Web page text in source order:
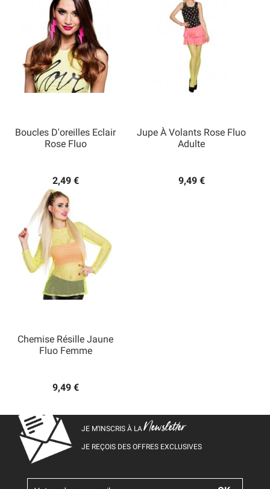
Boucles D'oreilles Eclair
Rose Fluo
2,49 €
Jupe À Volants Rose Fluo
Adulte
9,49 €
Chemise Résille Jaune
Fluo Femme
9,49 €
JE M’INSCRIS À LANewsletter
JE REÇOIS DES OFFRES EXCLUSIVES